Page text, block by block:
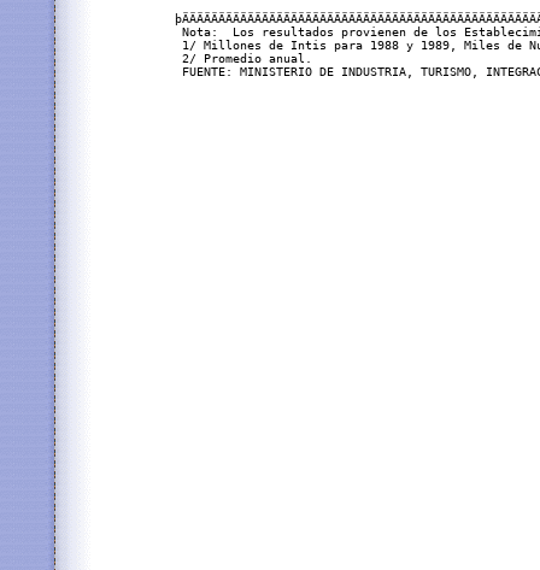
Nota:  Los resultados provienen de los
1/ Millones de Intis para 1988 y 1989, Miles de
2/ Promedio anual.